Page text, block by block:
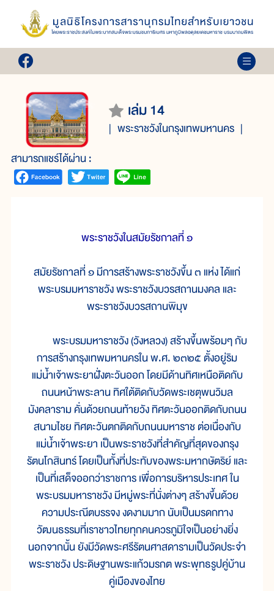
เล่ม 14
พระราชวังในกรุงเทพมหานคร
สามารถแชร์ได้ผ่าน :
พระราชวังในสมัยรัชกาลที่ ๑
สมัยรัชกาลที่ ๑ มีการสร้างพระราชวังขึ้น ๓ แห่ง ได้แก่
พระบรมมหาราชวัง พระราชวังบวรสถานมงคล และ
พระราชวังบวรสถานพิมุข
พระบรมมหาราชวัง (วังหลวง) สร้างขึ้นพร้อมๆ กับ
การสร้างกรุงเทพมหานครใน พ.ศ. ๒๓๒๕ ตั้งอยู่ริม
แม่น้ำเจ้าพระยาฝั่งตะวันออก โดยมีด้านทิศเหนือติดกับ
ถนนหน้าพระลาน ทิศใต้ติดกับวัดพระเชตุพนวิมล
มังคลาราม คั่นด้วยถนนท้ายวัง ทิศตะวันออกติดกับถนน
สนามไชย ทิศตะวันตกติดกับถนนมหาราช ต่อเนื่องกับ
แม่น้ำเจ้าพระยา เป็นพระราชวังที่สำคัญที่สุดของกรุง
รัตนโกสินทร์ โดยเป็นทั้งที่ประทับของพระมหากษัตริย์ และ
เป็นที่เสด็จออกว่าราชการ เพื่อการบริหารประเทศ ใน
พระบรมมหาราชวัง มีหมู่พระที่นั่งต่างๆ สร้างขึ้นด้วย
ความประณีตบรรจง งดงามมาก นับเป็นมรดกทาง
วัฒนธรรมที่เราชาวไทยทุกคนควรภูมิใจเป็นอย่างยิ่ง
นอกจากนั้น ยังมีวัดพระศรีรัตนศาสดารามเป็นวัดประจำ
พระราชวัง ประดิษฐานพระแก้วมรกต พระพุทธรูปคู่บ้าน
คู่เมืองของไทย